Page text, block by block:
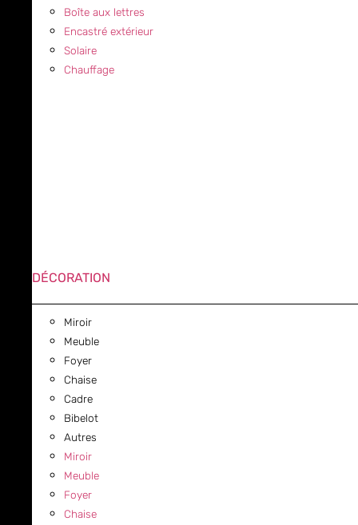
Boîte aux lettres
Encastré extérieur
Solaire
Chauffage
DÉCORATION
Miroir
Meuble
Foyer
Chaise
Cadre
Bibelot
Autres
Miroir
Meuble
Foyer
Chaise